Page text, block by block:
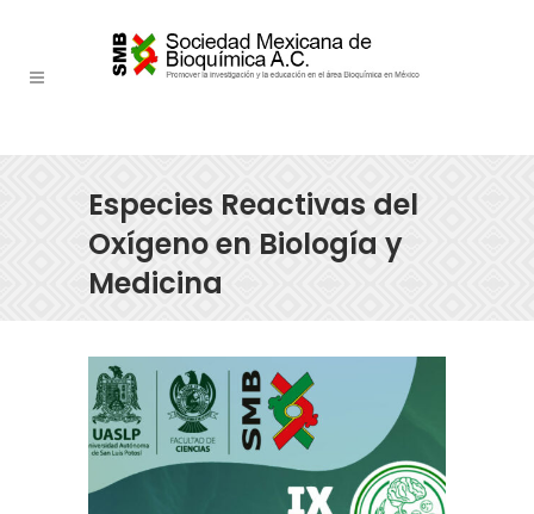
Especies Reactivas del
Oxígeno en Biología y
Medicina